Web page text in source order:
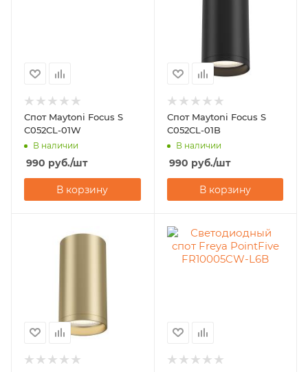
Спот Maytoni Focus S
C052CL-01W
В наличии
990 руб./шт
В корзину
Спот Maytoni Focus S
C052CL-01B
В наличии
990 руб./шт
В корзину